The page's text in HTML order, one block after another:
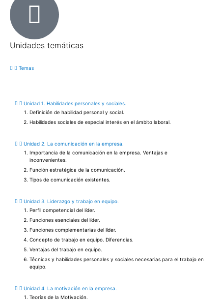
Unidades temáticas
Temas
Unidad 1. Habilidades personales y sociales.
Definición de habilidad personal y social.
Habilidades sociales de especial interés en el ámbito laboral.
Unidad 2. La comunicación en la empresa.
Importancia de la comunicación en la empresa. Ventajas e
inconvenientes.
Función estratégica de la comunicación.
Tipos de comunicación existentes.
Unidad 3. Liderazgo y trabajo en equipo.
Perfil competencial del líder.
Funciones esenciales del líder.
Funciones complementarias del líder.
Concepto de trabajo en equipo. Diferencias.
Ventajas del trabajo en equipo.
Técnicas y habilidades personales y sociales necesarias para el trabajo en
equipo.
Unidad 4. La motivación en la empresa.
Teorías de la Motivación.